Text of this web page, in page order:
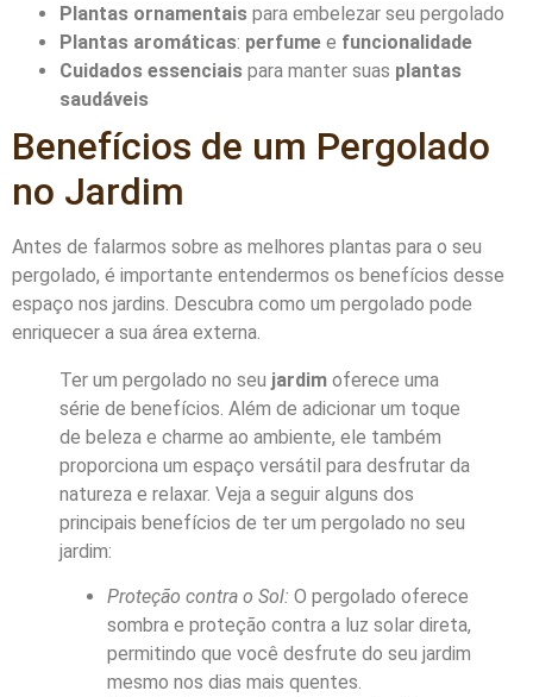
Plantas ornamentais para embelezar seu pergolado
Plantas aromáticas: perfume e funcionalidade
Cuidados essenciais para manter suas plantas
saudáveis
Benefícios de um Pergolado
no Jardim
Antes de falarmos sobre as melhores plantas para o seu
pergolado, é importante entendermos os benefícios desse
espaço nos jardins. Descubra como um pergolado pode
enriquecer a sua área externa.
Ter um pergolado no seu jardim oferece uma
série de benefícios. Além de adicionar um toque
de beleza e charme ao ambiente, ele também
proporciona um espaço versátil para desfrutar da
natureza e relaxar. Veja a seguir alguns dos
principais benefícios de ter um pergolado no seu
jardim:
Proteção contra o Sol: O pergolado oferece
sombra e proteção contra a luz solar direta,
permitindo que você desfrute do seu jardim
mesmo nos dias mais quentes.